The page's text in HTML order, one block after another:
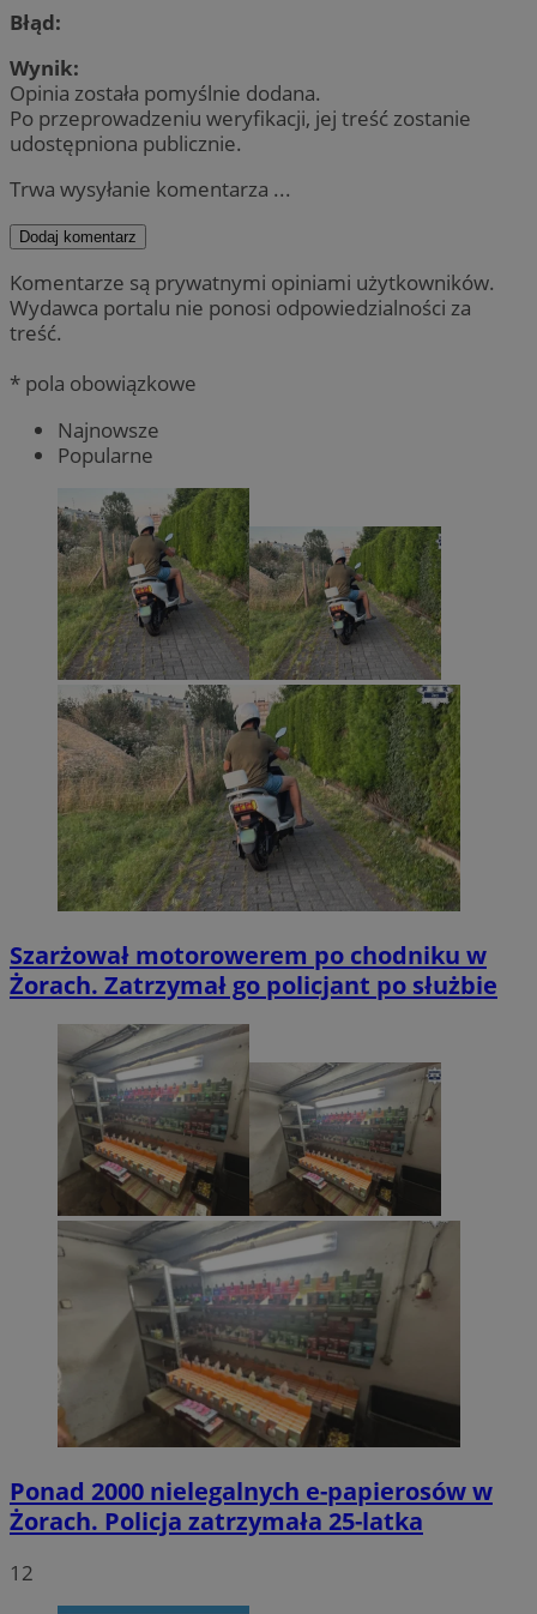
Błąd:
Wynik:
Opinia została pomyślnie dodana.
Po przeprowadzeniu weryfikacji, jej treść zostanie
udostępniona publicznie.
Trwa wysyłanie komentarza ...
Dodaj komentarz
Komentarze są prywatnymi opiniami użytkowników.
Wydawca portalu nie ponosi odpowiedzialności za
treść.
* pola obowiązkowe
Najnowsze
Popularne
Szarżował motorowerem po chodniku w
Żorach. Zatrzymał go policjant po służbie
Ponad 2000 nielegalnych e-papierosów w
Żorach. Policja zatrzymała 25-latka
12